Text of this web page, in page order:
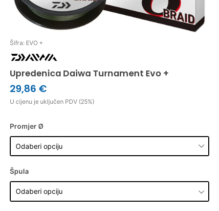
Šifra: EVO +
Upredenica Daiwa Turnament Evo +
29,86 €
U cijenu je uključen PDV (25%)
Promjer Ø
Špula